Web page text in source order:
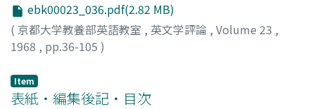
ebk00023_036.pdf(2.82 MB)
( 京都大学教養部英語教室 , 英文学評論 , Volume 23 ,
1968 , pp.36-105 )
Item
表紙・編集後記・目次